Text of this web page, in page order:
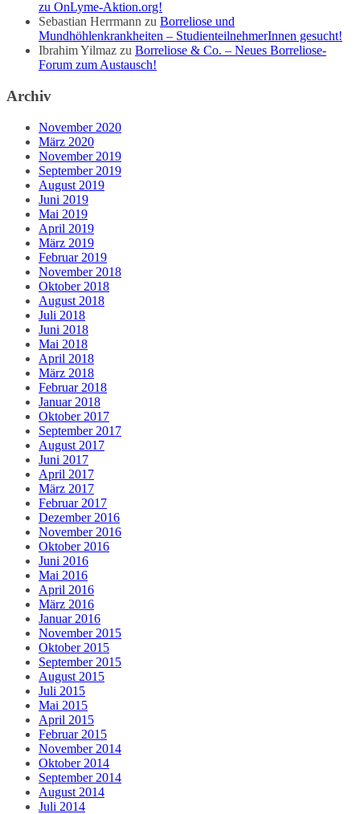
zu OnLyme-Aktion.org!
Sebastian Herrmann zu Borreliose und
Mundhöhlenkrankheiten – StudienteilnehmerInnen gesucht!
Ibrahim Yilmaz zu Borreliose & Co. – Neues Borreliose-
Forum zum Austausch!
Archiv
November 2020
März 2020
November 2019
September 2019
August 2019
Juni 2019
Mai 2019
April 2019
März 2019
Februar 2019
November 2018
Oktober 2018
August 2018
Juli 2018
Juni 2018
Mai 2018
April 2018
März 2018
Februar 2018
Januar 2018
Oktober 2017
September 2017
August 2017
Juni 2017
April 2017
März 2017
Februar 2017
Dezember 2016
November 2016
Oktober 2016
Juni 2016
Mai 2016
April 2016
März 2016
Januar 2016
November 2015
Oktober 2015
September 2015
August 2015
Juli 2015
Mai 2015
April 2015
Februar 2015
November 2014
Oktober 2014
September 2014
August 2014
Juli 2014